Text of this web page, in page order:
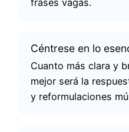
frases vagas.
Céntrese en lo
Cuanto más clara y
mejor será la
y reformulaciones